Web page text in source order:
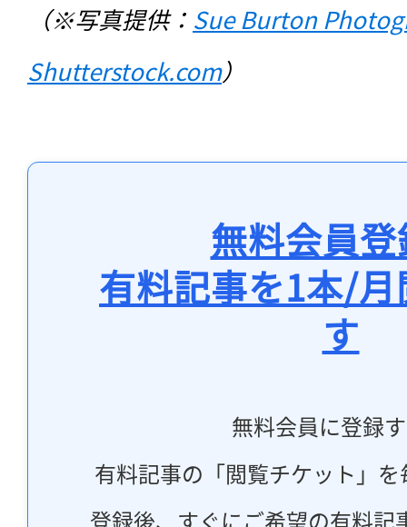
（※写真提供： Sue Burton
Shutterstock.com）
無料会員
有料記事を1本/
す
無料会員に登録
有料記事の「閲覧チケット」
登録後、すぐにご希望の有料記